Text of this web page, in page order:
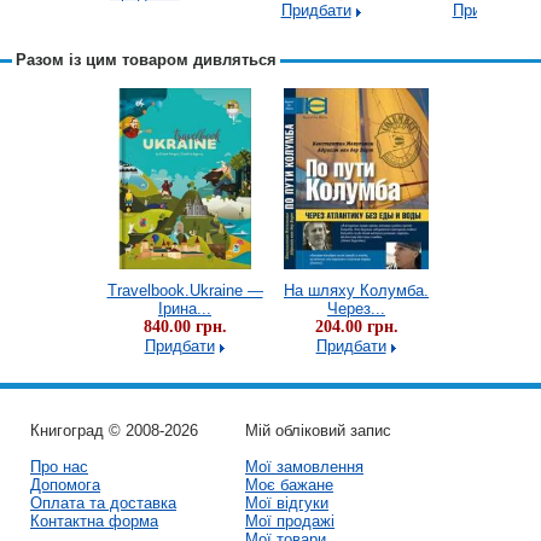
Придбати
Придбати
Разом із цим товаром дивляться
Travelbook.Ukraine —
Ірина...
840.00 грн.
Придбати
На шляху Колумба.
Через...
204.00 грн.
Придбати
Книгоград © 2008-2026
Про нас
Допомога
Оплата та доставка
Контактна форма
Мій обліковий запис
Мої замовлення
Моє бажане
Мої відгуки
Мої продажі